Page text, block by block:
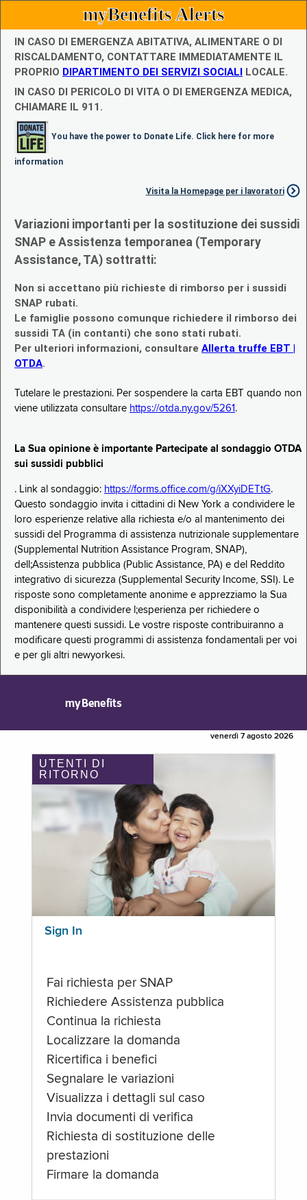
myBenefits Alerts
IN CASO DI EMERGENZA ABITATIVA, ALIMENTARE O DI
RISCALDAMENTO, CONTATTARE IMMEDIATAMENTE IL
PROPRIO DIPARTIMENTO DEI SERVIZI SOCIALI LOCALE.
IN CASO DI PERICOLO DI VITA O DI EMERGENZA MEDICA,
CHIAMARE IL 911.
You have the power to Donate Life. Click here for more
information
Visita la Homepage per i lavoratori
Variazioni importanti per la sostituzione dei sussidi
SNAP e Assistenza temporanea (Temporary
Assistance, TA) sottratti:
Non si accettano più richieste di rimborso per i sussidi
SNAP rubati.
Le famiglie possono comunque richiedere il rimborso dei
sussidi TA (in contanti) che sono stati rubati.
Per ulteriori informazioni, consultare Allerta truffe EBT |
OTDA.
Tutelare le prestazioni. Per sospendere la carta EBT quando non
viene utilizzata consultare https://otda.ny.gov/5261 .
La Sua opinione è importante Partecipate al sondaggio OTDA
sui sussidi pubblici
. Link al sondaggio: https://forms.office.com/g/iXXyiDETtG.
Questo sondaggio invita i cittadini di New York a condividere le
loro esperienze relative alla richiesta e/o al mantenimento dei
sussidi del Programma di assistenza nutrizionale supplementare
(Supplemental Nutrition Assistance Program, SNAP),
dell;Assistenza pubblica (Public Assistance, PA) e del Reddito
integrativo di sicurezza (Supplemental Security Income, SSI). Le
risposte sono completamente anonime e apprezziamo la Sua
disponibilità a condividere l;esperienza per richiedere o
mantenere questi sussidi. Le vostre risposte contribuiranno a
modificare questi programmi di assistenza fondamentali per voi
e per gli altri newyorkesi.
myBenefits
venerdì 7 agosto 2026
UTENTI DI
RITORNO
Sign In
Fai richiesta per SNAP
Richiedere Assistenza pubblica
Continua la richiesta
Localizzare la domanda
Ricertifica i benefici
Segnalare le variazioni
Visualizza i dettagli sul caso
Invia documenti di verifica
Richiesta di sostituzione delle
prestazioni
Firmare la domanda